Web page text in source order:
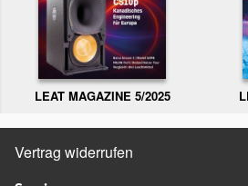
LEAT MAGAZINE 5/2025
Vertrag widerrufen